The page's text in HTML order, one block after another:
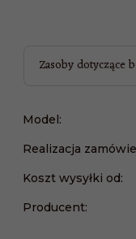
Zasoby dotyczące
Model:
Realizacja
Koszt wysyłki od:
Producent: